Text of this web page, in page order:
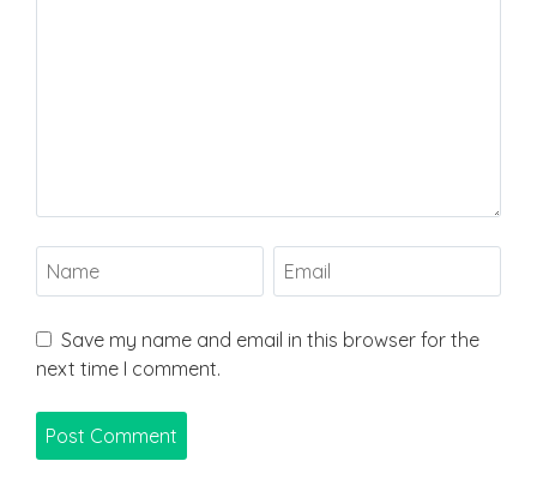
Save my name and email in this browser for the
next time I comment.